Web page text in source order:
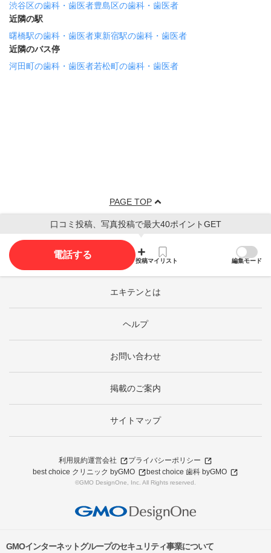
渋谷区の歯科・歯医者豊島区の歯科・歯医者
近隣の駅
曙橋駅の歯科・歯医者東新宿駅の歯科・歯医者
近隣のバス停
河田町の歯科・歯医者若松町の歯科・歯医者
PAGE TOP
口コミ投稿、写真投稿で最大40ポイントGET
電話する
投稿マイリスト 編集モード
エキテンとは
ヘルプ
お問い合わせ
掲載のご案内
サイトマップ
利用規約運営会社
プライバシーポリシー
best choice クリニック byGMO
best choice 歯科 byGMO
©GMO DesignOne, Inc. All Rights reserved.
GMOインターネットグループのセキュリティ事業について